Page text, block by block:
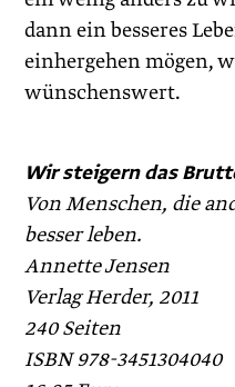
dann ein besseres
einhergehen mögen,
wünschenswert.
Wir steigern das
Von Menschen, die
besser leben.
Annette Jensen
Verlag Herder, 2011
240 Seiten
ISBN 978-3451304040